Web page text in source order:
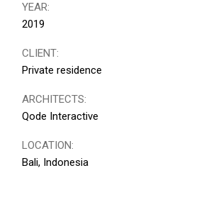
YEAR:
2019
CLIENT:
Private residence
ARCHITECTS:
Qode Interactive
LOCATION:
Bali, Indonesia